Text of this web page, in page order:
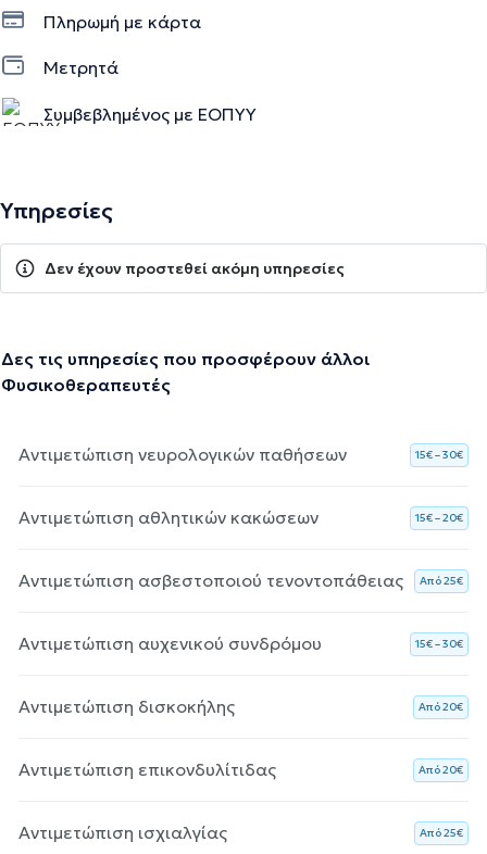
Πληρωμή με κάρτα
Μετρητά
Συμβεβλημένος με ΕΟΠΥΥ
Υπηρεσίες
Δεν έχουν προστεθεί ακόμη υπηρεσίες
Δες τις υπηρεσίες που προσφέρουν άλλοι
Φυσικοθεραπευτές
Αντιμετώπιση νευρολογικών παθήσεων 15€ – 30€
Αντιμετώπιση αθλητικών κακώσεων 15€ – 20€
Αντιμετώπιση ασβεστοποιού τενοντοπάθειας Aπό 25€
Αντιμετώπιση αυχενικού συνδρόμου 15€ – 30€
Αντιμετώπιση δισκοκήλης Aπό 20€
Αντιμετώπιση επικονδυλίτιδας Aπό 20€
Αντιμετώπιση ισχιαλγίας Aπό 25€